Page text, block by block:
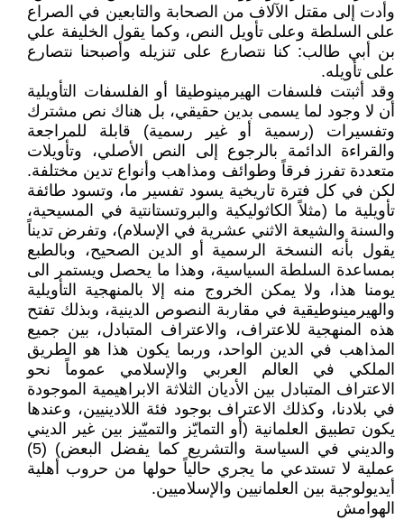
وأدت إلى مقتل الآلاف من الصحابة والتابعين في الصراع
على السلطة وعلى تأويل النص، وكما يقول الخليفة علي
بن أبي طالب: كنا نتصارع على تنزيله وأصبحنا نتصارع
على تأويله.
وقد أثبتت فلسفات الهيرمينوطيقا أو الفلسفات التأويلية
أن لا وجود لما يسمى بدين حقيقي، بل هناك نص مشترك
وتفسيرات (رسمية أو غير رسمية) قابلة للمراجعة
والقراءة الدائمة بالرجوع إلى النص الأصلي، وتأويلات
متعددة تفرز فرقاً وطوائف ومذاهب وأنواع تدين مختلفة.
لكن في كل فترة تاريخية يسود تفسير ما، وتسود طائفة
تأويلية ما (مثلاً الكاثوليكية والبروتستانتية في المسيحية،
والسنة والشيعة الاثني عشرية في الإسلام)، وتفرض تديناً
يقول بأنه النسخة الرسمية أو الدين الصحيح، وبالطبع
بمساعدة السلطة السياسية، وهذا ما يحصل ويستمر الى
يومنا هذا، ولا يمكن الخروج منه إلا بالمنهجية التأويلية
والهيرمينوطيقية في مقاربة النصوص الدينية، وبذلك تفتح
هذه المنهجية للاعتراف، والاعتراف المتبادل، بين جميع
المذاهب في الدين الواحد، وربما يكون هذا هو الطريق
الملكي في العالم العربي والإسلامي عموماً نحو
الاعتراف المتبادل بين الأديان الثلاثة الابراهيمية الموجودة
في بلادنا، وكذلك الاعتراف بوجود فئة اللادينيين، وعندها
يكون تطبيق العلمانية (أو التمايّز والتميّيز بين غير الديني
والديني في السياسة والتشريع كما يفضل البعض) (5)
عملية لا تستدعي ما يجري حالياً حولها من حروب أهلية
أيديولوجية بين العلمانيين والإسلاميين.
الهوامش